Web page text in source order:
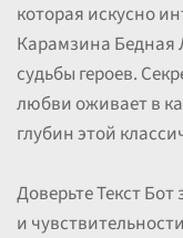
которая искусно
Карамзина Бедная
судьбы героев.
любви оживает в
глубин этой
Доверьте Текст
и